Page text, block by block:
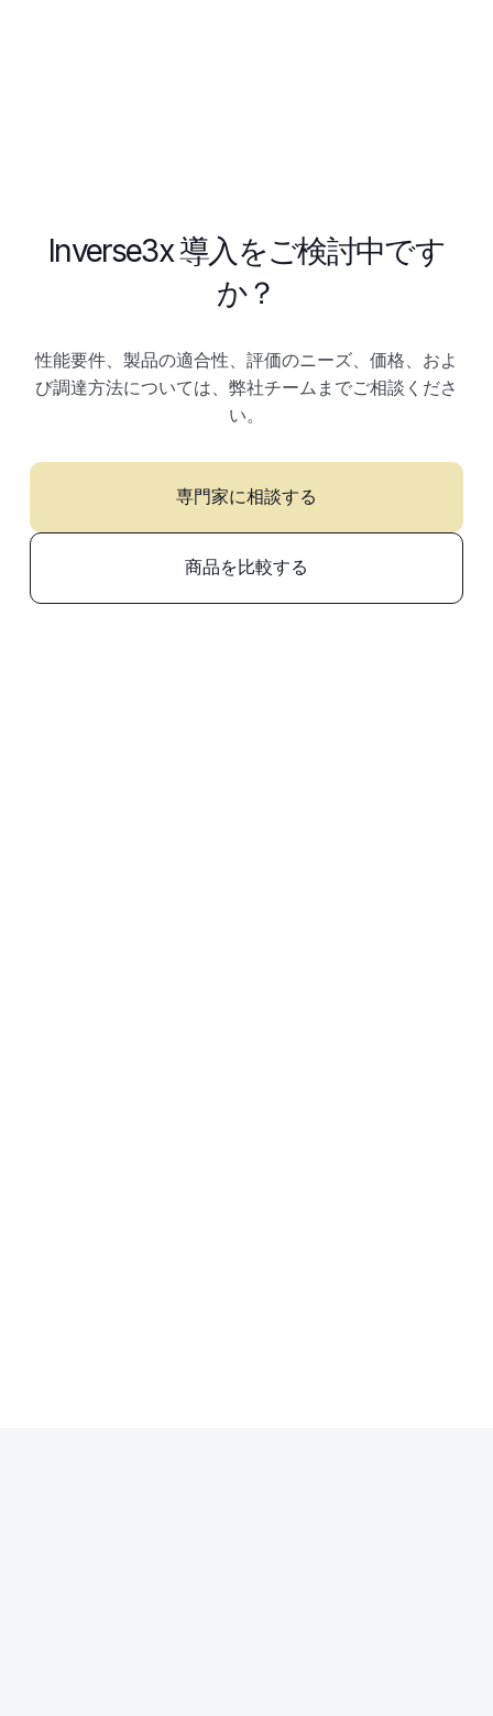
Inverse3x 導入をご検討中です
か？
性能要件、製品の適合性、評価のニーズ、価格、およ
び調達方法については、弊社チームまでご相談くださ
い。
専門家に相談する
商品を比較する